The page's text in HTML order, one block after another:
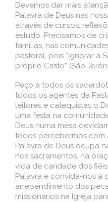
Devemos dar mais
Palavra de Deus nas
através de cursos,
estudo. Precisamos de
famílias, nas
pastoral, pois “ignorar a
próprio Cristo” (São
Peço a todos os
todos os agentes da
leitores e catequistas o
uma festa na
Deus numa mesa
todos percebermos com
Palavra de Deus ocupa
nos sacramentos, na
vida de caridade dos
Palavra e convida-nos à
arrependimento dos
missionários na Igreja